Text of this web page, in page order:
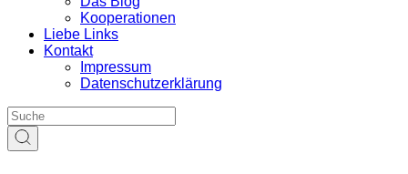
Kooperationen
Liebe Links
Kontakt
Impressum
Datenschutzerklärung